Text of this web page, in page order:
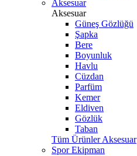
Aksesuar
Aksesuar
Güneş Gözlüğü
Şapka
Bere
Boyunluk
Havlu
Cüzdan
Parfüm
Kemer
Eldiven
Gözlük
Taban
Tüm Ürünler Aksesuar
Spor Ekipman